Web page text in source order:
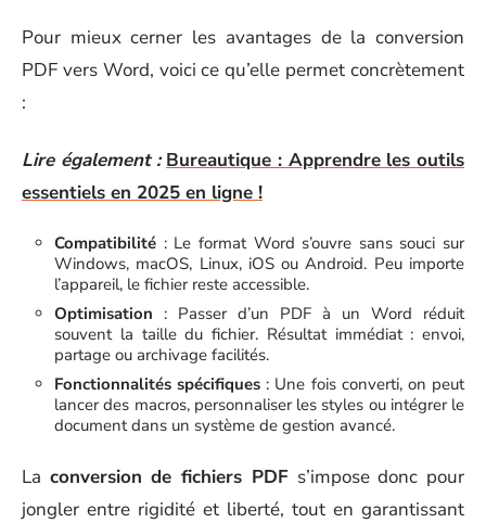
Pour mieux cerner les avantages de la conversion
PDF vers Word, voici ce qu’elle permet concrètement
:
Lire également : Bureautique : Apprendre les outils
essentiels en 2025 en ligne !
Compatibilité : Le format Word s’ouvre sans souci sur
Windows, macOS, Linux, iOS ou Android. Peu importe
l’appareil, le fichier reste accessible.
Optimisation : Passer d’un PDF à un Word réduit
souvent la taille du fichier. Résultat immédiat : envoi,
partage ou archivage facilités.
Fonctionnalités spécifiques : Une fois converti, on peut
lancer des macros, personnaliser les styles ou intégrer le
document dans un système de gestion avancé.
La conversion de fichiers PDFs’impose donc pour
jongler entre rigidité et liberté, tout en garantissant